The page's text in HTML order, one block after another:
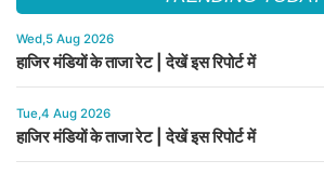
Wed,5 Aug 2026
हाजिर मंडियों के ताजा रेट | देखें इस रिपोर्ट में
Tue,4 Aug 2026
हाजिर मंडियों के ताजा रेट | देखें इस रिपोर्ट में